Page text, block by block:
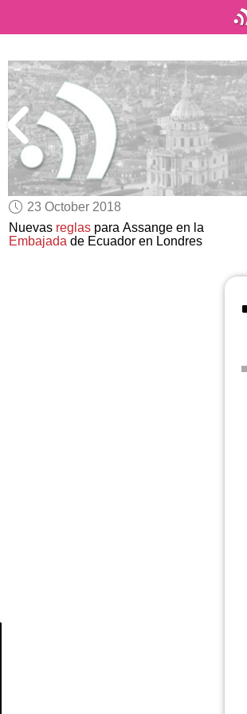
23 October 2018
Nuevas reglas para Assange en la
Embajada de Ecuador en Londres